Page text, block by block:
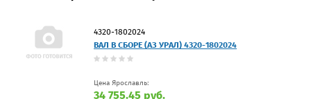
4320-1802024
ВАЛ В СБОРЕ (АЗ УРАЛ) 4320-1802024
Цена Ярославль:
34 755.45 руб.